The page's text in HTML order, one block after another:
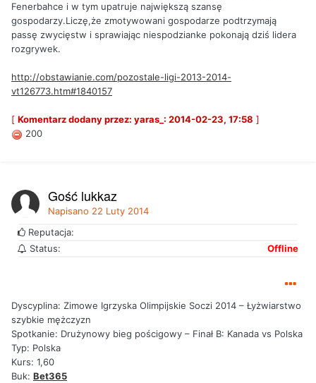
Fenerbahce i w tym upatruje największą szansę
gospodarzy.Liczę,że zmotywowani gospodarze podtrzymają
passę zwycięstw i sprawiając niespodzianke pokonają dziś lidera
rozgrywek.
http://obstawianie.com/pozostale-ligi-2013-2014-
vt126773.htm#1840157
[ Komentarz dodany przez: yaras_: 2014-02-23, 17:58 ]
200
Gość lukkaz
Napisano 22 Luty 2014
Reputacja:
Status:
Offline
Dyscyplina: Zimowe Igrzyska Olimpijskie Soczi 2014 – Łyżwiarstwo
szybkie mężczyzn
Spotkanie: Drużynowy bieg pościgowy – Finał B: Kanada vs Polska
Typ: Polska
Kurs: 1,60
Buk: Bet365